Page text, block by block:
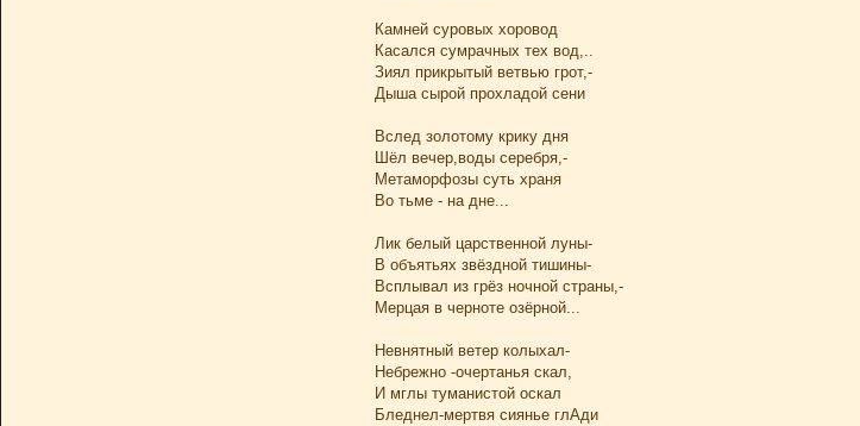
Камней суровых хоровод
Касался сумрачных тех вод,..
Зиял прикрытый ветвью грот,-
Дыша сырой прохладой сени
Вслед золотому крику дня
Шёл вечер,воды серебря,-
Метаморфозы суть храня
Во тьме - на дне...
Лик белый царственной луны-
В объятьях звёздной тишины-
Всплывал из грёз ночной страны,-
Мерцая в черноте озёрной...
Невнятный ветер колыхал-
Небрежно -очертанья скал,
И мглы туманистой оскал
Бледнел-мертвя сиянье глАди